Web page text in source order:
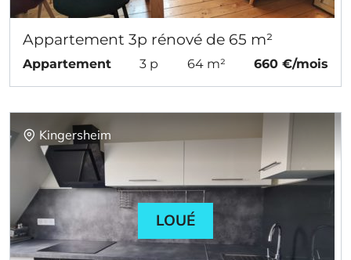
Appartement 3p rénové de 65 m²
Appartement 3 p 64 m² 660 €/mois
Kingersheim
LOUÉ